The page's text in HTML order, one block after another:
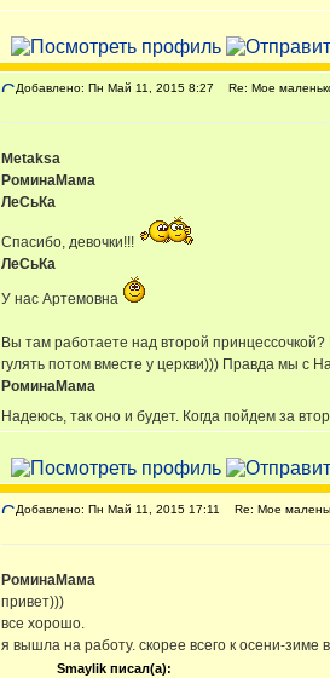
Добавлено: Пн Май 11, 2015 8:27 Re: Мое
Metaksa
РоминаМама
ЛеСьКа
Спасибо, девочки!!!
ЛеСьКа
У нас Артемовна
Вы там работаете над второй принцессочкой?
гулять потом вместе у церкви))) Правда мы с
РоминаМама
Надеюсь, так оно и будет. Когда пойдем за
Добавлено: Пн Май 11, 2015 17:11 Re: Мое
РоминаМама
привет)))
все хорошо.
я вышла на работу. скорее всего к осени-зиме
Smaylik писал(а):